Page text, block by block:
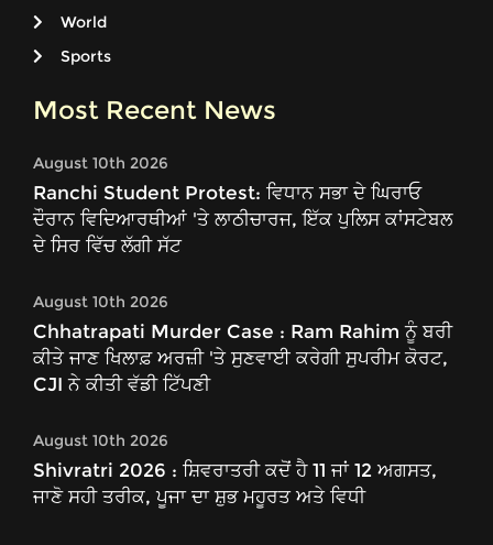
World
Sports
Most Recent News
August 10th 2026
Ranchi Student Protest: ਵਿਧਾਨ ਸਭਾ ਦੇ ਘਿਰਾਓ
ਦੌਰਾਨ ਵਿਦਿਆਰਥੀਆਂ 'ਤੇ ਲਾਠੀਚਾਰਜ, ਇੱਕ ਪੁਲਿਸ ਕਾਂਸਟੇਬਲ
ਦੇ ਸਿਰ ਵਿੱਚ ਲੱਗੀ ਸੱਟ
August 10th 2026
Chhatrapati Murder Case : Ram Rahim ਨੂੰ ਬਰੀ
ਕੀਤੇ ਜਾਣ ਖਿਲਾਫ਼ ਅਰਜ਼ੀ 'ਤੇ ਸੁਣਵਾਈ ਕਰੇਗੀ ਸੁਪਰੀਮ ਕੋਰਟ,
CJI ਨੇ ਕੀਤੀ ਵੱਡੀ ਟਿੱਪਣੀ
August 10th 2026
Shivratri 2026 : ਸ਼ਿਵਰਾਤਰੀ ਕਦੋਂ ਹੈ 11 ਜਾਂ 12 ਅਗਸਤ,
ਜਾਣੋ ਸਹੀ ਤਰੀਕ, ਪੂਜਾ ਦਾ ਸ਼ੁਭ ਮਹੂਰਤ ਅਤੇ ਵਿਧੀ